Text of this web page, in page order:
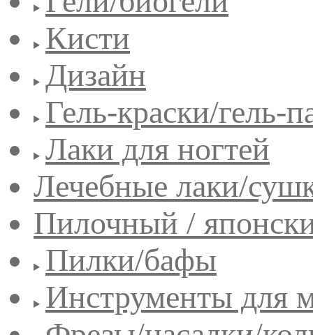
Кисти
Дизайн
Гель-краски/гель-
Лаки для ногтей
Лечебные лаки/
Пилочный /
Пилки/бафы
Инструменты для